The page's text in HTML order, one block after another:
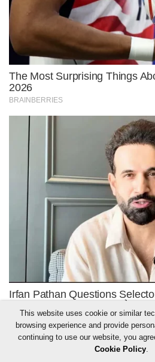
This website uses cookie or similar
browsing experience and provide
continuing to use our website, you
Cookie Policy.